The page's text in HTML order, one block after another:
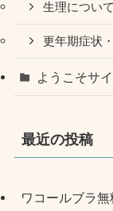
生理について
更年期症状
ようこそサ
最近の投稿
ワコールブラ